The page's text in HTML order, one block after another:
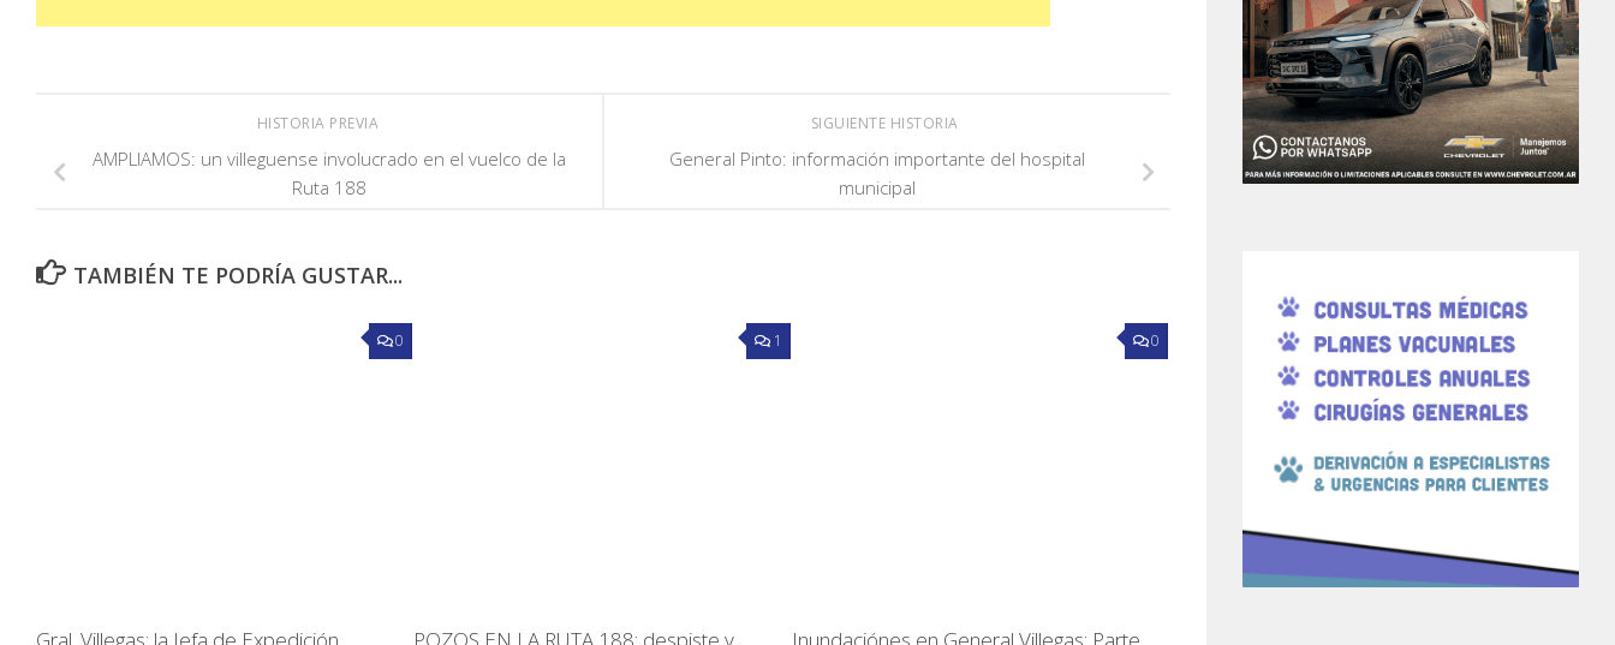
SIGUIENTE HISTORIA
General Pinto: información importante del hospital
municipal
HISTORIA PREVIA
AMPLIAMOS: un villeguense involucrado en el vuelco de la
Ruta 188
TAMBIÉN TE PODRÍA GUSTAR...
0 1 0